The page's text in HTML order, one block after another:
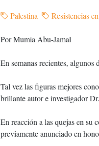
Palestina Resistencias
Por Mumia Abu-Jamal
En semanas recientes, algunos
Tal vez las figuras mejores
brillante autor e investigador
En reacción a las quejas en su
previamente anunciado en